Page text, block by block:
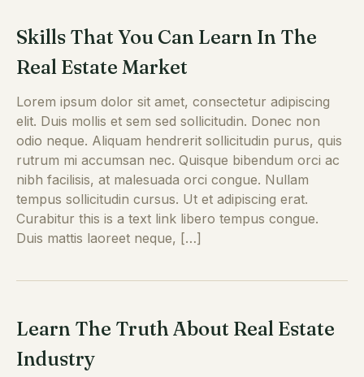
Skills That You Can Learn In The
Real Estate Market
Lorem ipsum dolor sit amet, consectetur adipiscing
elit. Duis mollis et sem sed sollicitudin. Donec non
odio neque. Aliquam hendrerit sollicitudin purus, quis
rutrum mi accumsan nec. Quisque bibendum orci ac
nibh facilisis, at malesuada orci congue. Nullam
tempus sollicitudin cursus. Ut et adipiscing erat.
Curabitur this is a text link libero tempus congue.
Duis mattis laoreet neque, […]
Learn The Truth About Real Estate
Industry